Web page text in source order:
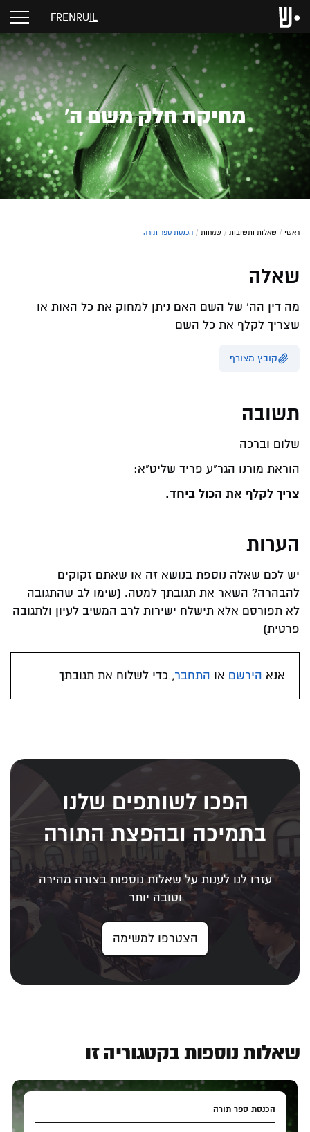
IL
RU
EN
FR
מחיקת חלק משם ה'
ראשי / שאלות ותשובות / שמחות / הכנסת ספר תורה
שאלה
מה דין הה' של השם האם ניתן למחוק את כל האות או
שצריך לקלף את כל השם
קובץ מצורף
תשובה
שלום וברכה
הוראת מורנו הגר"ע פריד שליט"א:
צריך לקלף את הכול ביחד.
הערות
יש לכם שאלה נוספת בנושא זה או שאתם זקוקים
להבהרה? השאר את תגובתך למטה. (שימו לב שהתגובה
לא תפורסם אלא תישלח ישירות לרב המשיב לעיון ולתגובה
פרטית)
אנא הירשם או התחבר, כדי לשלוח את תגובתך
הפכו לשותפים שלנו
בתמיכה ובהפצת התורה
עזרו לנו לענות על שאלות נוספות בצורה מהירה
וטובה יותר
הצטרפו למשימה
שאלות נוספות בקטגוריה זו
הכנסת ספר תורה